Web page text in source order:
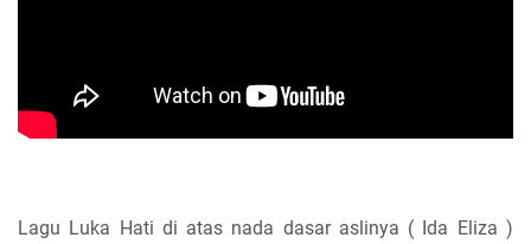
Lagu Luka Hati di atas nada dasar aslinya ( Ida Eliza )